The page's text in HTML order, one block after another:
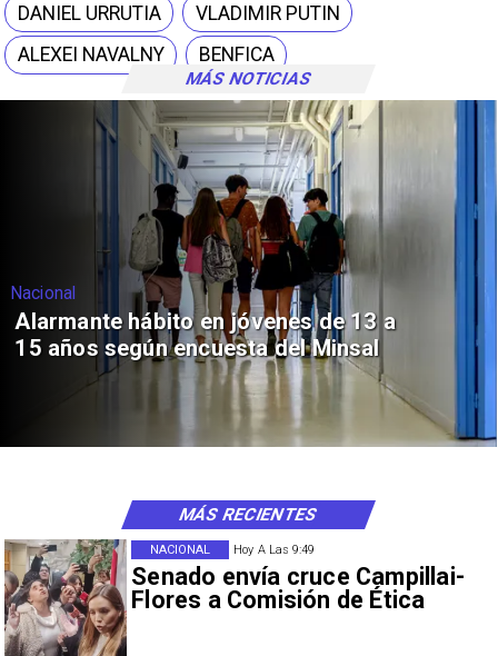
MÁS NOTICIAS
DANIEL URRUTIA
VLADIMIR PUTIN
ALEXEI NAVALNY
BENFICA
Nacional
Alarmante hábito en jóvenes de 13 a
15 años según encuesta del Minsal
Hoy A Las 9:49
Senado envía cruce Campillai-
Flores a Comisión de Ética
NACIONAL
MÁS RECIENTES